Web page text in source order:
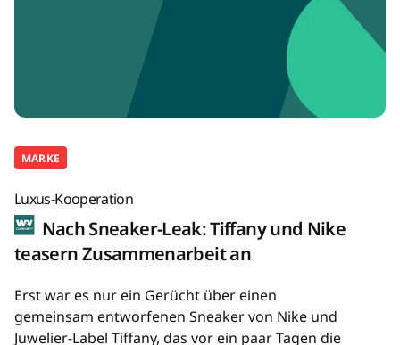
MARKE
Luxus-Kooperation
Nach Sneaker-Leak: Tiffany und Nike
teasern Zusammenarbeit an
Erst war es nur ein Gerücht über einen
gemeinsam entworfenen Sneaker von Nike und
Juwelier-Label Tiffany, das vor ein paar Tagen die